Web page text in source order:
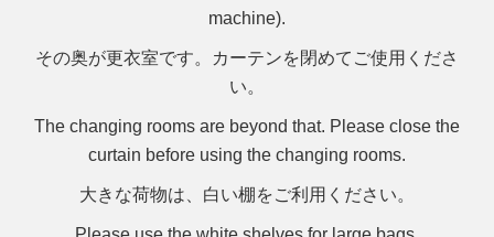
machine).
その奥が更衣室です。カーテンを閉めてご使用くださ
い。
The changing rooms are beyond that. Please close the
curtain before using the changing rooms.
大きな荷物は、白い棚をご利用ください。